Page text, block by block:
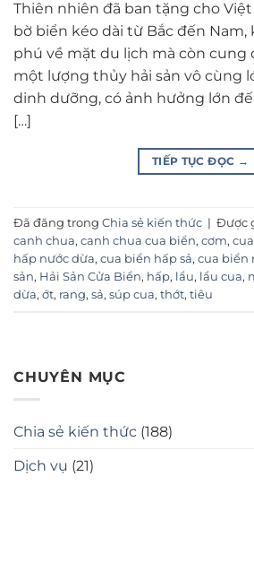
Thiên nhiên đã ban tặng cho
bờ biển kéo dài từ Bắc đến
phú về mặt du lịch mà còn cung
một lượng thủy hải sản vô cùng
dinh dưỡng, có ảnh hưởng lớn
[…]
TIẾP TỤC ĐỌC →
Đã đăng trong Chia sẻ kiến thức | Được
canh chua, canh chua cua biển, cơm, cua
hấp nước dừa, cua biển hấp sả, cua biển
sản, Hải Sản Cửa Biển, hấp, lẩu, lẩu cua,
dừa, ớt, rang, sả, súp cua, thớt, tiêu
CHUYÊN MỤC
Chia sẻ kiến thức (188)
Dịch vụ (21)